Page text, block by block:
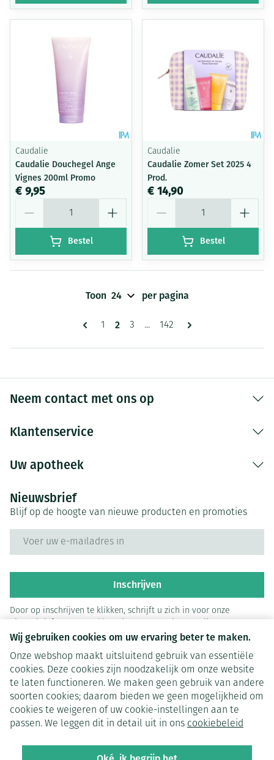
Wij gebruiken cookies om uw ervaring beter te maken.
Onze webshop maakt uitsluitend gebruik van essentiële
cookies. Deze cookies zijn noodzakelijk om onze website
te laten functioneren. We maken geen gebruik van andere
soorten cookies; daarom bieden we geen mogelijkheid om
cookies te weigeren of uw cookie-instellingen aan te
passen. We leggen dit in detail uit in ons cookiebeleid
Caudalie
Caudalie Douchegel Ange
Vignes 200ml Promo
€ 9,95
Bestel
Caudalie
Caudalie Zomer Set 2025 4
Prod.
€ 14,90
Bestel
Pagina's
Pagina
1 U lees momenteel pagina
2 Pagina
3 ... Pagina
142
Toon per pagina
Neem contact met ons op
Klantenservice
Uw apotheek
Nieuwsbrief
Blijf op de hoogte van nieuwe producten en promoties
Inschrijven
Door op inschrijven te klikken, schrijft u zich in voor onze
Juridische links